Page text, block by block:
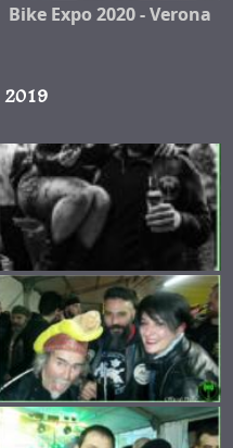
Bike Expo 2020 - Verona
2019